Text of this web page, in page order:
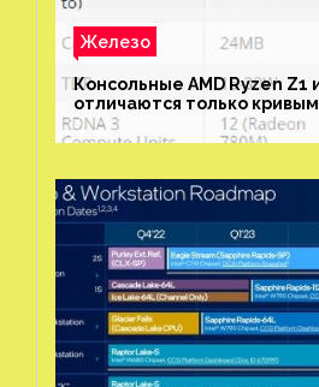
Железо
Консольные AMD Ryzen Z1
отличаются только